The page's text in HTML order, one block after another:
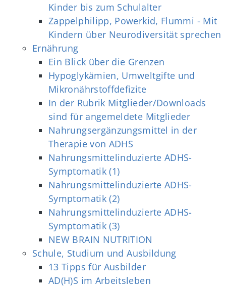
Kinder bis zum Schulalter
Zappelphilipp, Powerkid, Flummi - Mit
Kindern über Neurodiversität sprechen
Ernährung
Ein Blick über die Grenzen
Hypoglykämien, Umweltgifte und
Mikronährstoffdefizite
In der Rubrik Mitglieder/Downloads
sind für angemeldete Mitglieder
Nahrungsergänzungsmittel in der
Therapie von ADHS
Nahrungsmittelinduzierte ADHS-
Symptomatik (1)
Nahrungsmittelinduzierte ADHS-
Symptomatik (2)
Nahrungsmittelinduzierte ADHS-
Symptomatik (3)
NEW BRAIN NUTRITION
Schule, Studium und Ausbildung
13 Tipps für Ausbilder
AD(H)S im Arbeitsleben